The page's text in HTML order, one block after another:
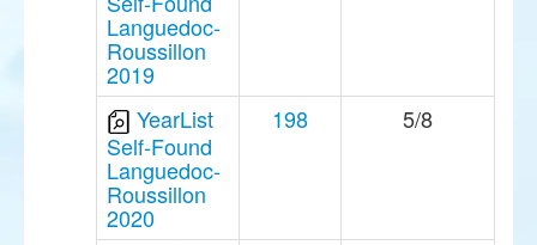
Languedoc-
Roussillon
2019
YearList
Self-Found
Languedoc-
Roussillon
2020
198 5/8